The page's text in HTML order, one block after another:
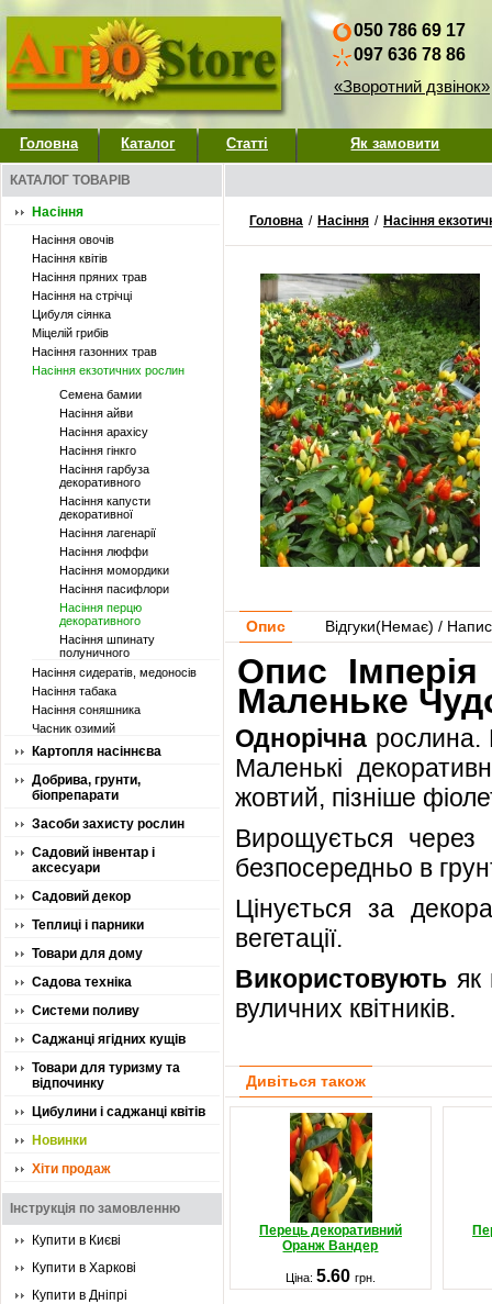
050 786 69 17
097 636 78 86
«Зворотний дзвінок»
Головна Каталог Статті Як замовити
КАТАЛОГ ТОВАРІВ
Насіння
Насіння овочів
Насіння квітів
Насіння пряних трав
Насіння на стрічці
Цибуля сіянка
Міцелій грибів
Насіння газонних трав
Насіння екзотичних рослин
Семена бамии
Насіння айви
Насіння арахісу
Насіння гінкго
Насіння гарбуза
декоративного
Насіння капусти
декоративної
Насіння лагенарії
Насіння люффи
Насіння момордики
Насіння пасифлори
Насіння перцю
декоративного
Насіння шпинату
полуничного
Насіння сидератів, медоносів
Насіння табака
Насіння соняшника
Часник озимий
Картопля насіннєва
Добрива, грунти,
біопрепарати
Засоби захисту рослин
Садовий інвентар і
аксесуари
Садовий декор
Теплиці і парники
Товари для дому
Садова техніка
Системи поливу
Саджанці ягідних кущів
Товари для туризму та
відпочинку
Цибулини і саджанці квітів
Новинки
Хіти продаж
Інструкція по замовленню
Купити в Києві
Купити в Харкові
Купити в Дніпрі
Головна / Насіння / Насіння
Опис Відгуки(Немає) /
Опис
Маленьке
Однорічна рослина.
Маленькі
жовтий, пізніше
Вирощується через
безпосередньо в
Цінується за
вегетації.
Використовують як
вуличних квітників.
Дивіться також
Перець декоративний
Оранж Вандер
Ціна: 5.60 грн.